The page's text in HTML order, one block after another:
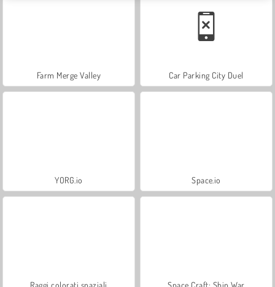
Farm Merge Valley Car Parking City Duel
YORG.io Space.io
Raggi colorati spaziali Space Craft: Ship War